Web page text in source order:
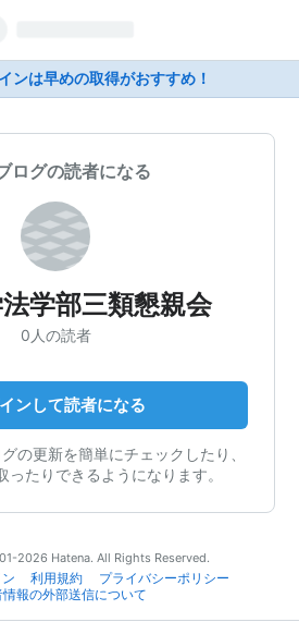
ンは早めの取得がおすすめ！
ログの読者になる
学部三類懇親会
0人の読者
ンして読者になる
の更新を簡単にチェックしたり、
ったりできるようになります。
2026 Hatena. All Rights Reserved.
利用規約
プライバシーポリシー
情報の外部送信について